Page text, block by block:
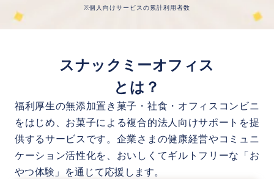
※個人向けサービスの累計利用者数
スナックミーオフィス
とは？
福利厚生の無添加置き菓子・社食・オフィスコンビニ
をはじめ、お菓子による複合的法人向けサポートを提
供するサービスです。企業さまの健康経営やコミュニ
ケーション活性化を、おいしくてギルトフリーな「お
やつ体験」を通じて応援します。